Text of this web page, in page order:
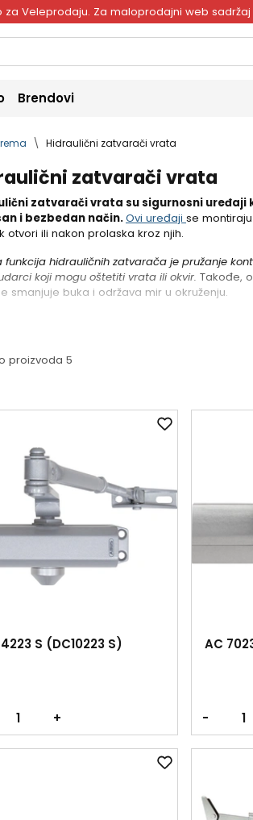
za Veleprodaju. Za maloprodajni web
Brendovi
Hidraulični zatvarači vrata
zatvarači vrata
zatvarači vrata su sigurnosni
i bezbedan način.Ovi uređaji se
otvori ili nakon prolaska kroz njih.
funkcija hidrauličnih zatvarača je pružanje
koji mogu oštetiti vrata ili okvir. Takođe,
smanjuje buka i održava mir u okruženju.
proizvoda 5
S (DC10223 S)
+
AC
-